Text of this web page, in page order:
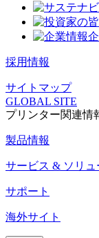
採用情報
サイトマップ
GLOBAL SITE
プリンター関連情
製品情報
サービス & ソリュ
サポート
海外サイト